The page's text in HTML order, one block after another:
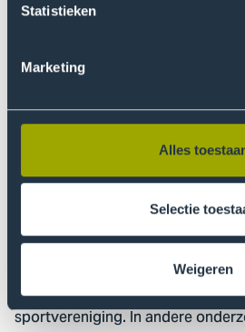
Statistieken
Marketing
Alles
Selectie
Weigeren
Uit de analyses van de MQ Scan
er nauwelijks motorische
kinderen uit lage, midden of
niveau van de motorische
niet veel. Redenen hiervan zijn
maar de relatie tussen SES en
vaardigheden is complex.
In diverse onderzoeken zien we
lagere SES bijvoorbeeld meer
kinderen met een hogere SES,
lagere SES weer minder vaak lid
sportvereniging. In andere